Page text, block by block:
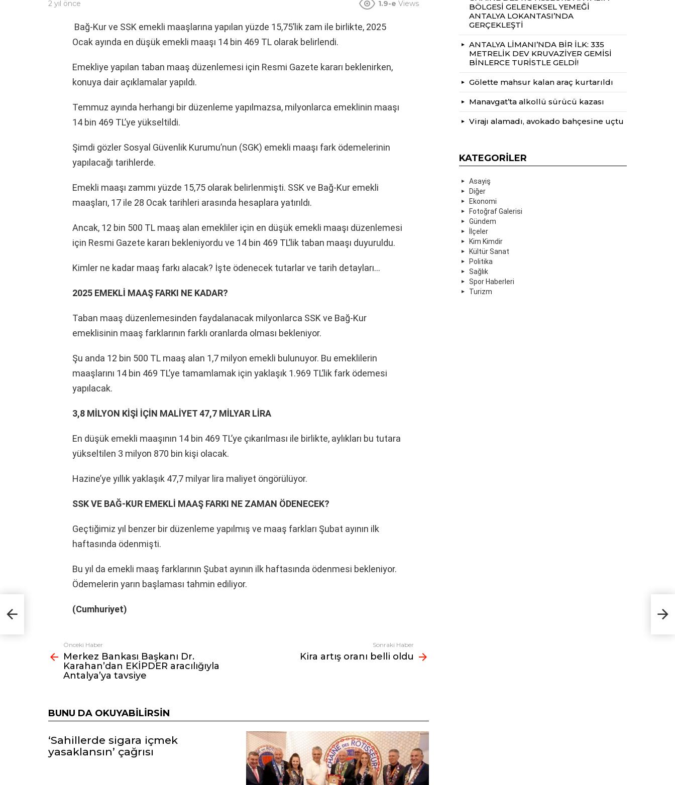
2 yıl önce 1.9-e Views
Bağ-Kur ve SSK emekli maaşlarına yapılan yüzde 15,75’lik zam ile birlikte, 2025
Ocak ayında en düşük emekli maaşı 14 bin 469 TL olarak belirlendi.
Emekliye yapılan taban maaş düzenlemesi için Resmi Gazete kararı beklenirken,
konuya dair açıklamalar yapıldı.
Temmuz ayında herhangi bir düzenleme yapılmazsa, milyonlarca emeklinin maaşı
14 bin 469 TL’ye yükseltildi.
Şimdi gözler Sosyal Güvenlik Kurumu’nun (SGK) emekli maaşı fark ödemelerinin
yapılacağı tarihlerde.
Emekli maaşı zammı yüzde 15,75 olarak belirlenmişti. SSK ve Bağ-Kur emekli
maaşları, 17 ile 28 Ocak tarihleri arasında hesaplara yatırıldı.
Ancak, 12 bin 500 TL maaş alan emekliler için en düşük emekli maaşı düzenlemesi
için Resmi Gazete kararı bekleniyordu ve 14 bin 469 TL’lik taban maaşı duyuruldu.
Kimler ne kadar maaş farkı alacak? İşte ödenecek tutarlar ve tarih detayları…
2025 EMEKLİ MAAŞ FARKI NE KADAR?
Taban maaş düzenlemesinden faydalanacak milyonlarca SSK ve Bağ-Kur
emeklisinin maaş farklarının farklı oranlarda olması bekleniyor.
Şu anda 12 bin 500 TL maaş alan 1,7 milyon emekli bulunuyor. Bu emeklilerin
maaşlarını 14 bin 469 TL’ye tamamlamak için yaklaşık 1.969 TL’lik fark ödemesi
yapılacak.
3,8 MİLYON KİŞİ İÇİN MALİYET 47,7 MİLYAR LİRA
En düşük emekli maaşının 14 bin 469 TL’ye çıkarılması ile birlikte, aylıkları bu tutara
yükseltilen 3 milyon 870 bin kişi olacak.
Hazine’ye yıllık yaklaşık 47,7 milyar lira maliyet öngörülüyor.
SSK VE BAĞ-KUR EMEKLİ MAAŞ FARKI NE ZAMAN ÖDENECEK?
Geçtiğimiz yıl benzer bir düzenleme yapılmış ve maaş farkları Şubat ayının ilk
haftasında ödenmişti.
Bu yıl da emekli maaş farklarının Şubat ayının ilk haftasında ödenmesi bekleniyor.
Ödemelerin yarın başlaması tahmin ediliyor.
(Cumhuriyet)
Fazlasına
bak
Önceki Haber
Merkez Bankası Başkanı Dr.
Karahan’dan EKİPDER aracılığıyla
Antalya’ya tavsiye
Sonraki Haber
Kira artış oranı belli oldu
BUNU DA OKUYABILIRSIN
‘Sahillerde sigara içmek
yasaklansın’ çağrısı
BÖLGESİ GELENEKSEL YEMEĞİ
ANTALYA LOKANTASI’NDA
GERÇEKLEŞTİ
ANTALYA LİMANI’NDA BİR İLK: 335
METRELİK DEV KRUVAZİYER GEMİSİ
BİNLERCE TURİSTLE GELDİ!
Gölette mahsur kalan araç kurtarıldı
Manavgat’ta alkollü sürücü kazası
Virajı alamadı, avokado bahçesine uçtu
KATEGORILER
Asayiş
Diğer
Ekonomi
Fotoğraf Galerisi
Gündem
İlçeler
Kim Kimdir
Kültür Sanat
Politika
Sağlık
Spor Haberleri
Turizm